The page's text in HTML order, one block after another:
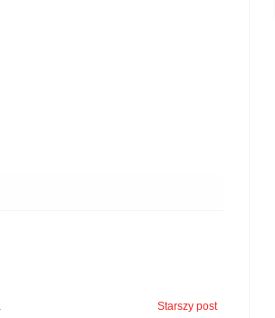
Starszy post